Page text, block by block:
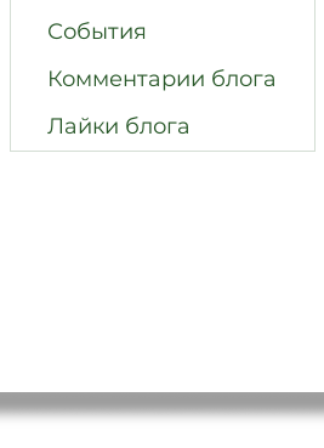
События
Комментарии блога
Лайки блога